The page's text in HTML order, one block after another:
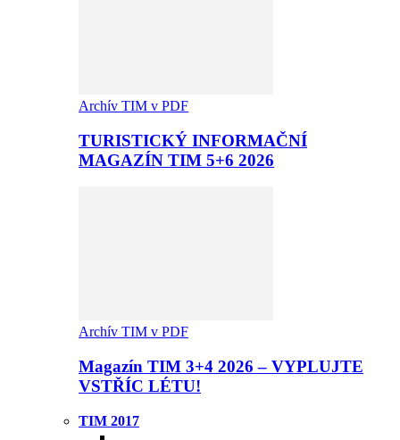
Archív TIM v PDF
TURISTICKÝ INFORMAČNÍ
MAGAZÍN TIM 5+6 2026
Archív TIM v PDF
Magazín TIM 3+4 2026 – VYPLUJTE
VSTŘÍC LÉTU!
TIM 2017